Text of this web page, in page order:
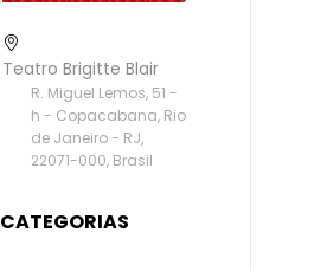
Teatro Brigitte Blair
R. Miguel Lemos, 51 -
h - Copacabana, Rio
de Janeiro - RJ,
22071-000, Brasil
CATEGORIAS